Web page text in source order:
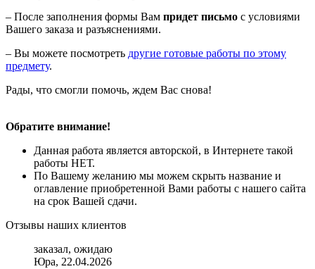
– После заполнения формы Вам придет письмо с условиями
Вашего заказа и разъяснениями.
– Вы можете посмотреть другие готовые работы по этому
предмету.
Рады, что смогли помочь, ждем Вас снова!
Обратите внимание!
Данная работа является авторской, в Интернете такой
работы НЕТ.
По Вашему желанию мы можем скрыть название и
оглавление приобретенной Вами работы с нашего сайта
на срок Вашей сдачи.
Отзывы наших клиентов
заказал, ожидаю
Юра, 22.04.2026